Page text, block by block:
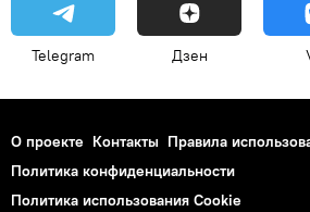
Telegram Дзен
О проекте Контакты Правила
Политика конфиденциальности
Политика использования Cookie